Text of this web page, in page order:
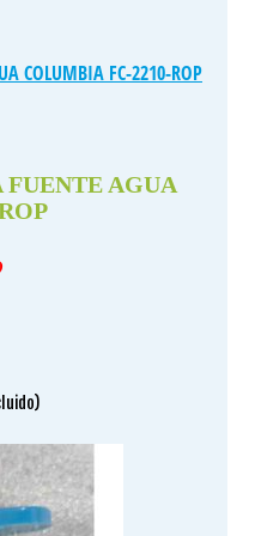
COLUMBIA FC-2210-ROP
AGUA